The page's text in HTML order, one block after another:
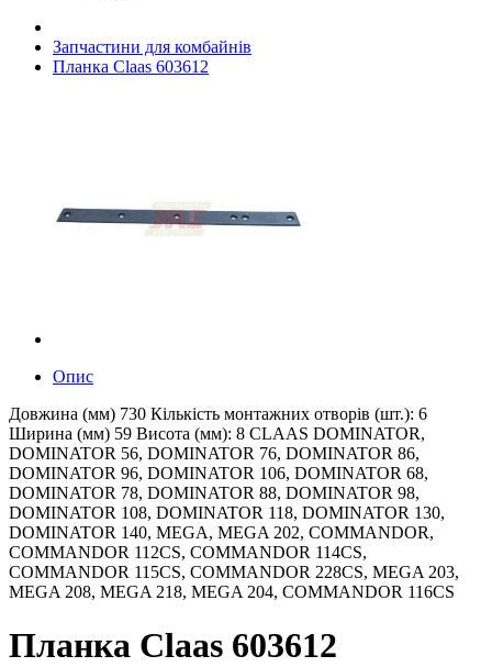
Запчастини для комбайнів
Планка Claas 603612
Опис
Довжина (мм) 730 Кількість монтажних отворів (шт.): 6
Ширина (мм) 59 Висота (мм): 8 CLAAS DOMINATOR,
DOMINATOR 56, DOMINATOR 76, DOMINATOR 86,
DOMINATOR 96, DOMINATOR 106, DOMINATOR 68,
DOMINATOR 78, DOMINATOR 88, DOMINATOR 98,
DOMINATOR 108, DOMINATOR 118, DOMINATOR 130,
DOMINATOR 140, MEGA, MEGA 202, COMMANDOR,
COMMANDOR 112CS, COMMANDOR 114CS,
COMMANDOR 115CS, COMMANDOR 228CS, MEGA 203,
MEGA 208, MEGA 218, MEGA 204, COMMANDOR 116CS
Планка Claas 603612